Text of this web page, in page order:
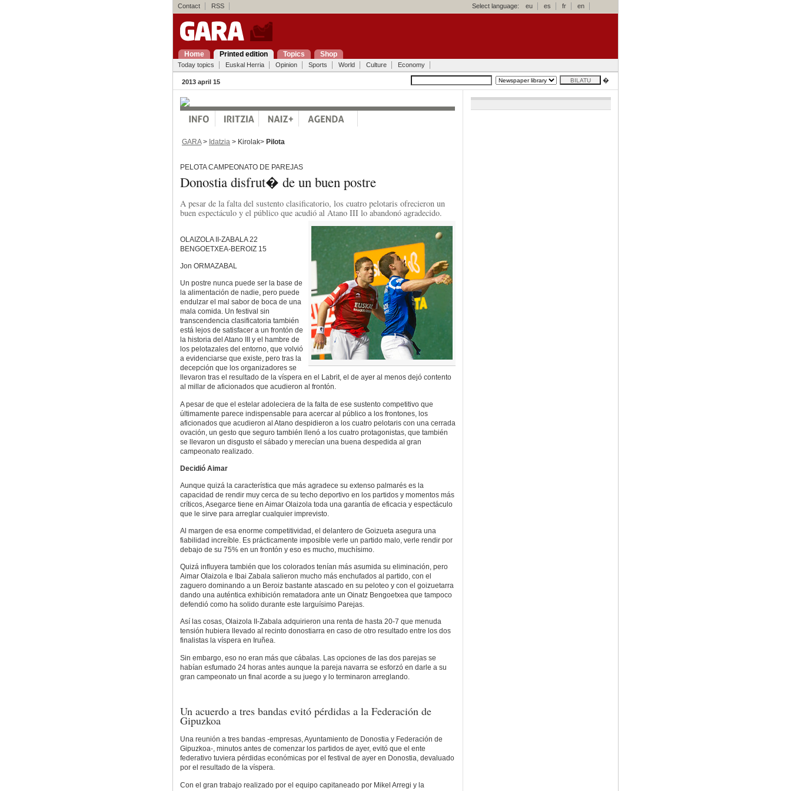
Contact RSS Select language: eu es fr en
Home Printed edition Topics Shop
Today topics Euskal Herria Opinion Sports World Culture Economy
2013 april 15 �
GARA> Idatzia > Kirolak> Pilota
PELOTA CAMPEONATO DE PAREJAS
Donostia disfrut� de un buen postre
A pesar de la falta del sustento clasificatorio, los cuatro pelotaris ofrecieron un
buen espectáculo y el público que acudió al Atano III lo abandonó agradecido.
OLAIZOLA II-ZABALA 22
BENGOETXEA-BEROIZ 15
Jon ORMAZABAL
Un postre nunca puede ser la base de
la alimentación de nadie, pero puede
endulzar el mal sabor de boca de una
mala comida. Un festival sin
transcendencia clasificatoria también
está lejos de satisfacer a un frontón de
la historia del Atano III y el hambre de
los pelotazales del entorno, que volvió
a evidenciarse que existe, pero tras la
decepción que los organizadores se
llevaron tras el resultado de la víspera en el Labrit, el de ayer al menos dejó contento
al millar de aficionados que acudieron al frontón.
A pesar de que el estelar adoleciera de la falta de ese sustento competitivo que
últimamente parece indispensable para acercar al público a los frontones, los
aficionados que acudieron al Atano despidieron a los cuatro pelotaris con una cerrada
ovación, un gesto que seguro también llenó a los cuatro protagonistas, que también
se llevaron un disgusto el sábado y merecían una buena despedida al gran
campeonato realizado.
Decidió Aimar
Aunque quizá la característica que más agradece su extenso palmarés es la
capacidad de rendir muy cerca de su techo deportivo en los partidos y momentos más
críticos, Asegarce tiene en Aimar Olaizola toda una garantía de eficacia y espectáculo
que le sirve para arreglar cualquier imprevisto.
Al margen de esa enorme competitividad, el delantero de Goizueta asegura una
fiabilidad increíble. Es prácticamente imposible verle un partido malo, verle rendir por
debajo de su 75% en un frontón y eso es mucho, muchísimo.
Quizá influyera también que los colorados tenían más asumida su eliminación, pero
Aimar Olaizola e Ibai Zabala salieron mucho más enchufados al partido, con el
zaguero dominando a un Beroiz bastante atascado en su peloteo y con el goizuetarra
dando una auténtica exhibición rematadora ante un Oinatz Bengoetxea que tampoco
defendió como ha solido durante este larguísimo Parejas.
Así las cosas, Olaizola II-Zabala adquirieron una renta de hasta 20-7 que menuda
tensión hubiera llevado al recinto donostiarra en caso de otro resultado entre los dos
finalistas la víspera en Iruñea.
Sin embargo, eso no eran más que cábalas. Las opciones de las dos parejas se
habían esfumado 24 horas antes aunque la pareja navarra se esforzó en darle a su
gran campeonato un final acorde a su juego y lo terminaron arreglando.
Un acuerdo a tres bandas evitó pérdidas a la Federación de
Gipuzkoa
Una reunión a tres bandas -empresas, Ayuntamiento de Donostia y Federación de
Gipuzkoa-, minutos antes de comenzar los partidos de ayer, evitó que el ente
federativo tuviera pérdidas económicas por el festival de ayer en Donostia, devaluado
por el resultado de la víspera.
Con el gran trabajo realizado por el equipo capitaneado por Mikel Arregi y la